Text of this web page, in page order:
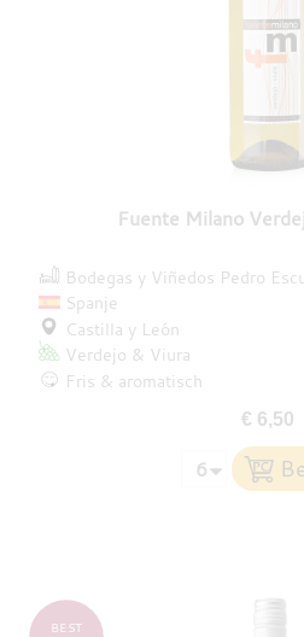
Fuente Milano
Bodegas y Viñedos Pedro
Spanje
Castilla y León
Verdejo
Viura
Fris & aromatisch
€ 6,50
BEST